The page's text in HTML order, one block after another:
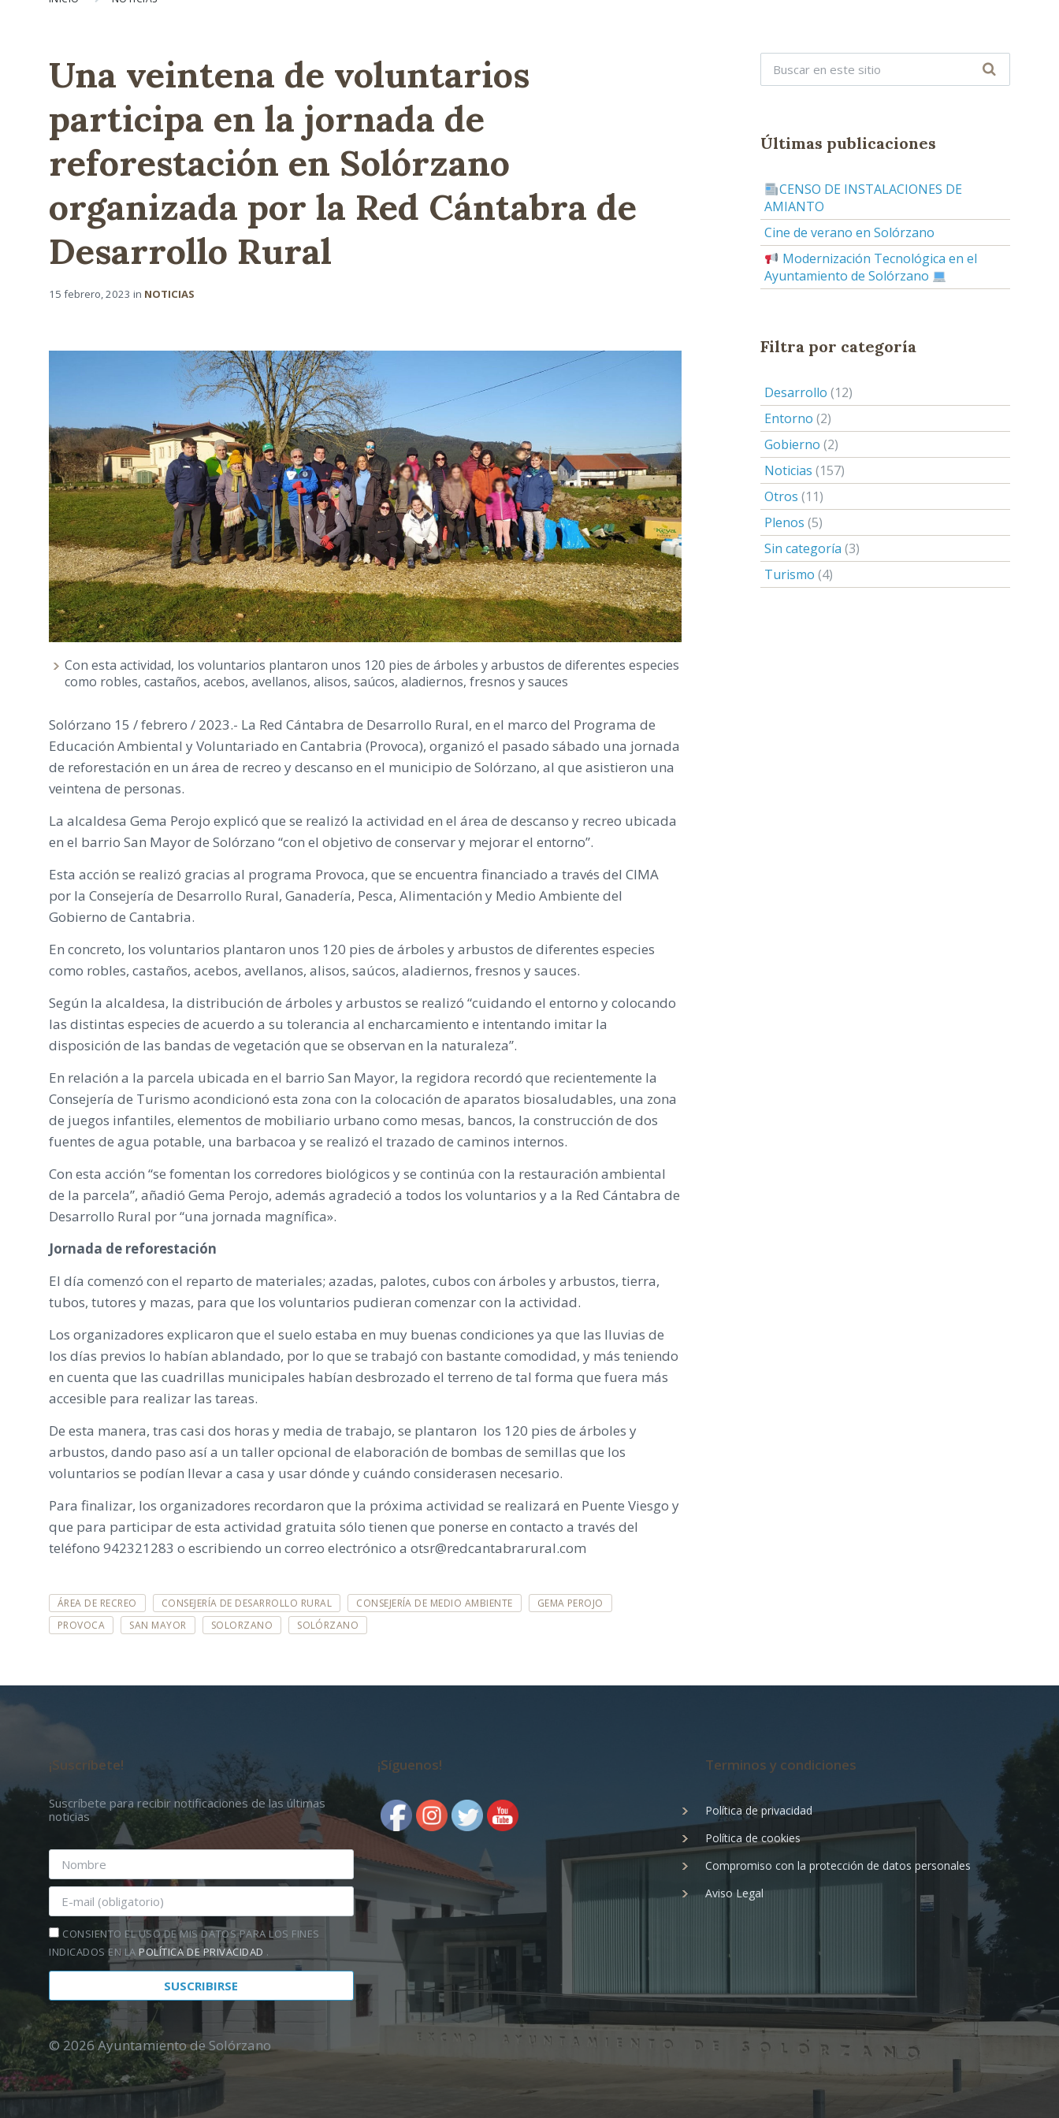
Una veintena de voluntarios
participa en la jornada de
reforestación en Solórzano
organizada por la Red Cántabra de
Desarrollo Rural
15 febrero, 2023 in NOTICIAS
Con esta actividad, los voluntarios plantaron unos 120 pies de árboles y arbustos de diferentes especies
como robles, castaños, acebos, avellanos, alisos, saúcos, aladiernos, fresnos y sauces
Solórzano 15 / febrero / 2023.- La Red Cántabra de Desarrollo Rural, en el marco del Programa de
Educación Ambiental y Voluntariado en Cantabria (Provoca), organizó el pasado sábado una jornada
de reforestación en un área de recreo y descanso en el municipio de Solórzano, al que asistieron una
veintena de personas.
La alcaldesa Gema Perojo explicó que se realizó la actividad en el área de descanso y recreo ubicada
en el barrio San Mayor de Solórzano “con el objetivo de conservar y mejorar el entorno”.
Esta acción se realizó gracias al programa Provoca, que se encuentra financiado a través del CIMA
por la Consejería de Desarrollo Rural, Ganadería, Pesca, Alimentación y Medio Ambiente del
Gobierno de Cantabria.
En concreto, los voluntarios plantaron unos 120 pies de árboles y arbustos de diferentes especies
como robles, castaños, acebos, avellanos, alisos, saúcos, aladiernos, fresnos y sauces.
Según la alcaldesa, la distribución de árboles y arbustos se realizó “cuidando el entorno y colocando
las distintas especies de acuerdo a su tolerancia al encharcamiento e intentando imitar la
disposición de las bandas de vegetación que se observan en la naturaleza”.
En relación a la parcela ubicada en el barrio San Mayor, la regidora recordó que recientemente la
Consejería de Turismo acondicionó esta zona con la colocación de aparatos biosaludables, una zona
de juegos infantiles, elementos de mobiliario urbano como mesas, bancos, la construcción de dos
fuentes de agua potable, una barbacoa y se realizó el trazado de caminos internos.
Con esta acción “se fomentan los corredores biológicos y se continúa con la restauración ambiental
de la parcela”, añadió Gema Perojo, además agradeció a todos los voluntarios y a la Red Cántabra de
Desarrollo Rural por “una jornada magnífica».
Jornada de reforestación
El día comenzó con el reparto de materiales; azadas, palotes, cubos con árboles y arbustos, tierra,
tubos, tutores y mazas, para que los voluntarios pudieran comenzar con la actividad.
Los organizadores explicaron que el suelo estaba en muy buenas condiciones ya que las lluvias de
los días previos lo habían ablandado, por lo que se trabajó con bastante comodidad, y más teniendo
en cuenta que las cuadrillas municipales habían desbrozado el terreno de tal forma que fuera más
accesible para realizar las tareas.
De esta manera, tras casi dos horas y media de trabajo, se plantaron los 120 pies de árboles y
arbustos, dando paso así a un taller opcional de elaboración de bombas de semillas que los
voluntarios se podían llevar a casa y usar dónde y cuándo considerasen necesario.
Para finalizar, los organizadores recordaron que la próxima actividad se realizará en Puente Viesgo y
que para participar de esta actividad gratuita sólo tienen que ponerse en contacto a través del
teléfono 942321283 o escribiendo un correo electrónico a otsr@redcantabrarural.com
E
T
Q
A
ÁREA DE RECREO CONSEJERÍA DE DESARROLLO RURAL CONSEJERÍA DE MEDIO AMBIENTE
GEMA PEROJO
PROVOCA
SAN MAYOR SOLORZANO SOLÓRZANO
Últimas publicaciones
CENSO DE INSTALACIONES DE
AMIANTO
Cine de verano en Solórzano
Modernización Tecnológica en el
Ayuntamiento de Solórzano
Filtra por categoría
Desarrollo (12)
Entorno (2)
Gobierno (2)
Noticias (157)
Otros (11)
Plenos (5)
Sin categoría (3)
Turismo (4)
¡Suscríbete!
Suscríbete para recibir notificaciones de las últimas
noticias
CONSIENTO EL USO DE MIS DATOS PARA LOS FINES
INDICADOS EN LAPOLÍTICA DE PRIVACIDAD .
¡Síguenos! Terminos y condiciones
Política de privacidad
Política de cookies
Compromiso con la protección de datos personales
Aviso Legal
© 2026 Ayuntamiento de Solórzano